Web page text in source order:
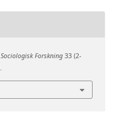
Sociologisk Forskning33 (2-